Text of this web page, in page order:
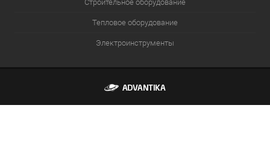
Строительное оборудование
Тепловое оборудование
Электроинструменты